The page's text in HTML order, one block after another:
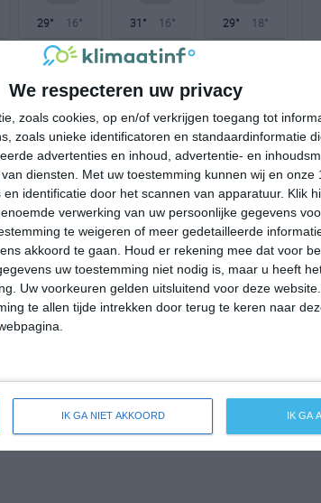
We respecteren uw privacy
zoals cookies, op en/of verkrijgen toegang tot
zoals unieke identificatoren en standaardinformatie
advertenties en inhoud, advertentie- en
diensten.
Met uw toestemming kunnen wij en onze
identificatie door het scannen van apparatuur. Klik
verwerking van uw persoonlijke gegevens
te weigeren of meer gedetailleerde
akkoord te gaan.
Houd er rekening mee dat voor
uw toestemming niet nodig is, maar u heeft
Uw voorkeuren gelden uitsluitend voor deze
te allen tijde intrekken door terug te keren naar
IK GA NIET AKKOORD IK GA
29° 16° 31° 16° 29° 18°
24°C 24°C
16:00 22:00
16:00 22:00
WZW 1
16:00 19:00 22:00
voor Green Hill